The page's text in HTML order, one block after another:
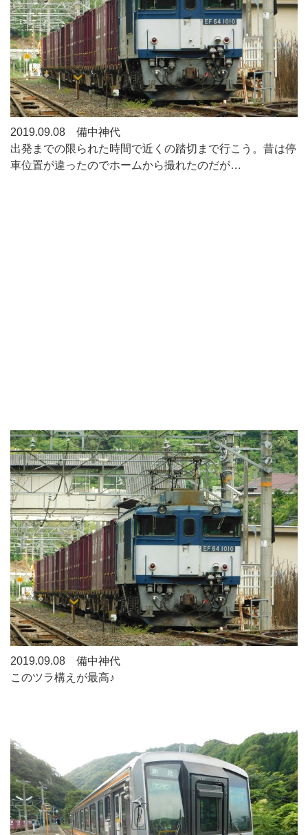
2019.09.08 備中神代
出発までの限られた時間で近くの踏切まで行こう。昔は停
車位置が違ったのでホームから撮れたのだが…
2019.09.08 備中神代
このツラ構えが最高♪